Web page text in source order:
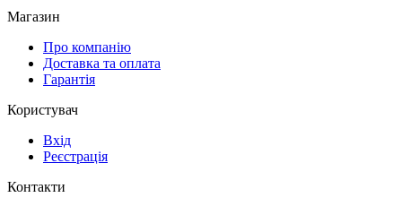
Магазин
Про компанію
Доставка та оплата
Гарантія
Користувач
Вхід
Реєстрація
Контакти